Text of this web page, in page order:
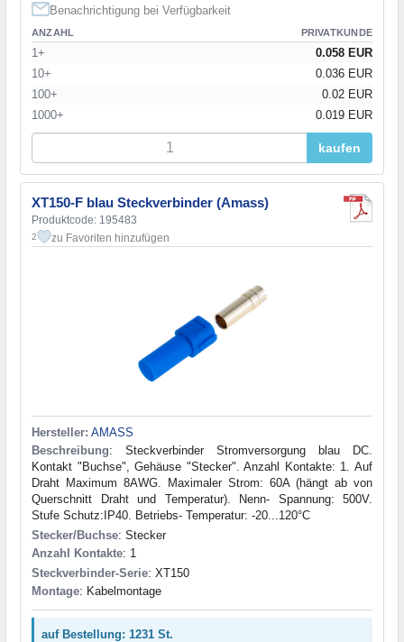
Benachrichtigung bei Verfügbarkeit
ANZAHL PRIVATKUNDE
1+
0.058 EUR
10+
0.036 EUR
100+
0.02 EUR
1000+
0.019 EUR
kaufen
XT150-F blau Steckverbinder (Amass)
Produktcode: 195483
2 zu Favoriten hinzufügen
Hersteller: AMASS
Beschreibung: Steckverbinder Stromversorgung blau DC.
Kontakt "Buchse", Gehäuse "Stecker". Anzahl Kontakte: 1. Auf
Draht Maximum 8AWG. Maximaler Strom: 60A (hängt ab von
Querschnitt Draht und Temperatur). Nenn- Spannung: 500V.
Stufe Schutz:IP40. Betriebs- Temperatur: -20...120°C
Stecker/Buchse: Stecker
Anzahl Kontakte: 1
Steckverbinder-Serie: XT150
Montage: Kabelmontage
auf Bestellung: 1231 St.